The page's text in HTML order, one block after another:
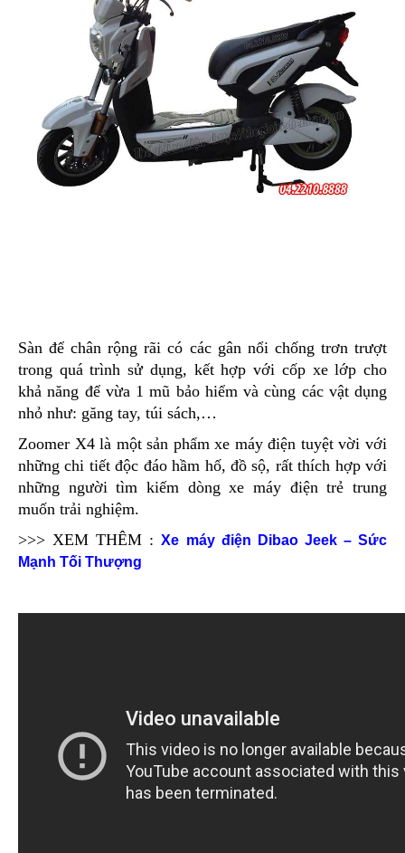
Sàn để chân rộng rãi có các gân nổi chống trơn trượt
trong quá trình sử dụng, kết hợp với cốp xe lớp cho
khả năng để vừa 1 mũ bảo hiểm và cùng các vật dụng
nhỏ như: găng tay, túi sách,…
Zoomer X4 là một sản phẩm xe máy điện tuyệt vời với
những chi tiết độc đáo hầm hố, đồ sộ, rất thích hợp với
những người tìm kiếm dòng xe máy điện trẻ trung
muốn trải nghiệm.
>>> XEM THÊM :Xe máy điện Dibao Jeek – Sức
Mạnh Tối Thượng